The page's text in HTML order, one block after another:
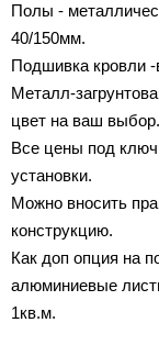
Полы -
40/150мм.
Подшивка кровли -
Металл-
цвет на ваш выбор.
Все цены под
установки.
Можно вносить
конструкцию.
Как доп опция на
алюминиевые
1кв.м.